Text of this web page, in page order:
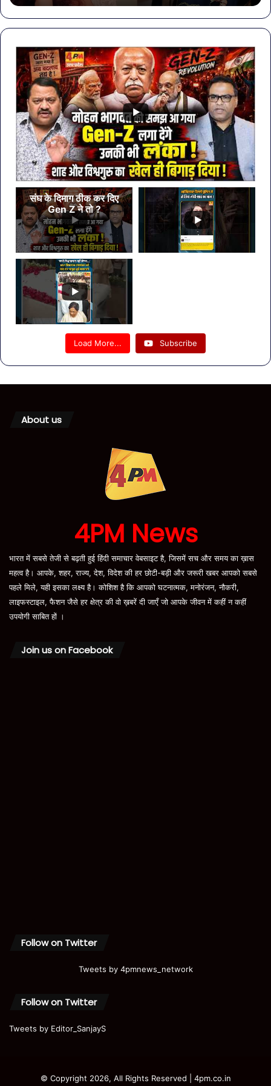
संघ के दिमाग ठीक कर दिए
Gen Z ने तो ?
Load More... Subscribe
About us
4PM News
भारत में सबसे तेजी से बढ़ती हुई हिंदी समाचार वेबसाइट है, जिसमें सच और समय का ख़ास
महत्व है। आपके, शहर, राज्य, देश, विदेश की हर छोटी-बड़ी और जरूरी खबर आपको सबसे
पहले मिले, यही इसका लक्ष्य है। कोशिश है कि आपको घटनात्मक, मनोरंजन, नौकरी,
लाइफस्टाइल, फैशन जैसे हर क्षेत्र की वो ख़बरें दी जाएँ जो आपके जीवन में कहीं न कहीं
उपयोगी साबित हों ।
Join us on Facebook
Follow on Twitter
Tweets by 4pmnews_network
Follow on Twitter
Tweets by Editor_SanjayS
© Copyright 2026, All Rights Reserved | 4pm.co.in